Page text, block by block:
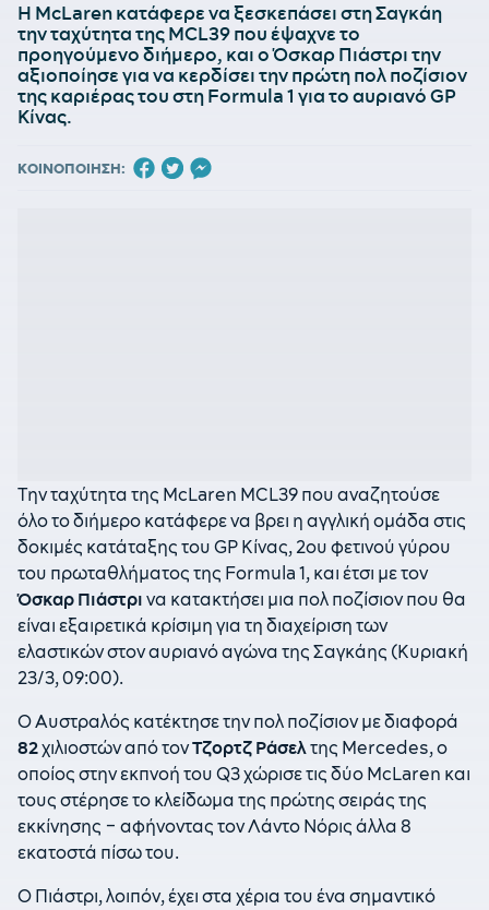
H McLaren κατάφερε να ξεσκεπάσει στη Σαγκάη
την ταχύτητα της MCL39 που έψαχνε το
προηγούμενο διήμερο, και ο Όσκαρ Πιάστρι την
αξιοποίησε για να κερδίσει την πρώτη πολ ποζίσιον
της καριέρας του στη Formula 1 για το αυριανό GP
Κίνας.
ΚΟΙΝΟΠΟΙΗΣΗ:
Την ταχύτητα της McLaren MCL39 που αναζητούσε
όλο το διήμερο κατάφερε να βρει η αγγλική ομάδα στις
δοκιμές κατάταξης του GP Κίνας, 2ου φετινού γύρου
του πρωταθλήματος της Formula 1, και έτσι με τον
Όσκαρ Πιάστρι να κατακτήσει μια πολ ποζίσιον που θα
είναι εξαιρετικά κρίσιμη για τη διαχείριση των
ελαστικών στον αυριανό αγώνα της Σαγκάης (Κυριακή
23/3, 09:00).
Ο Αυστραλός κατέκτησε την πολ ποζίσιον με διαφορά
82χιλιοστών από τονΤζορτζ Ράσελτης Mercedes, ο
οποίος στην εκπνοή του Q3 χώρισε τις δύο McLaren και
τους στέρησε το κλείδωμα της πρώτης σειράς της
εκκίνησης – αφήνοντας τον Λάντο Νόρις άλλα 8
εκατοστά πίσω του.
Ο Πιάστρι, λοιπόν, έχει στα χέρια του ένα σημαντικό